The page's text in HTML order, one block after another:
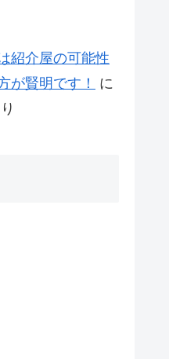
紹介屋の可能性
が賢明です！
に